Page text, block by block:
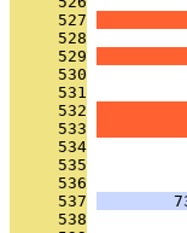
     527
     528
     529
     530
     531
     532
     533
     534
     535
     536
     537
     538